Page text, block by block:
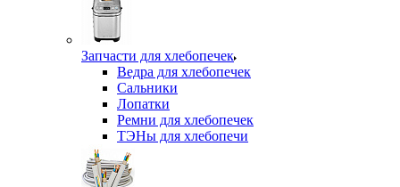
Запчасти для хлебопечек
Ведра для хлебопечек
Сальники
Лопатки
Ремни для хлебопечек
ТЭНы для хлебопечи